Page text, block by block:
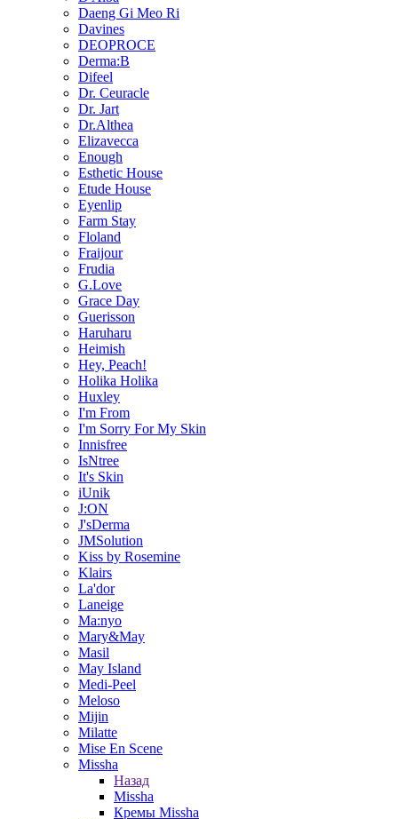
Daeng Gi Meo Ri
Davines
DEOPROCE
Derma:B
Difeel
Dr. Ceuracle
Dr. Jart
Dr.Althea
Elizavecca
Enough
Esthetic House
Etude House
Eyenlip
Farm Stay
Floland
Fraijour
Frudia
G.Love
Grace Day
Guerisson
Haruharu
Heimish
Hey, Peach!
Holika Holika
Huxley
I'm From
I'm Sorry For My Skin
Innisfree
IsNtree
It's Skin
iUnik
J:ON
J'sDerma
JMSolution
Kiss by Rosemine
Klairs
La'dor
Laneige
Ma:nyo
Mary&May
Masil
May Island
Medi-Peel
Meloso
Mijin
Milatte
Mise En Scene
Missha
Назад
Missha
Кремы Missha